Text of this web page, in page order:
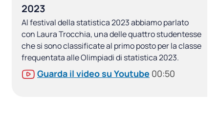
2023
Al festival della statistica 2023 abbiamo parlato
con Laura Trocchia, una delle quattro studentesse
che si sono classificate al primo posto per la classe
frequentata alle Olimpiadi di statistica 2023.
Guarda il video su Youtube 00:50